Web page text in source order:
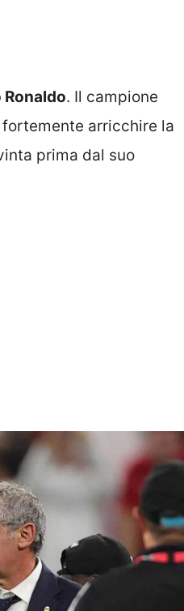
. Il campione
arricchire la
prima dal suo